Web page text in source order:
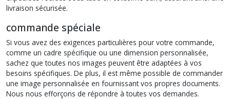
livraison sécurisée.
commande spéciale
Si vous avez des exigences particulières pour votre commande,
comme un cadre spécifique ou une dimension personnalisée,
sachez que toutes nos images peuvent être adaptées à vos
besoins spécifiques. De plus, il est même possible de commander
une image personnalisée en fournissant vos propres documents.
Nous nous efforçons de répondre à toutes vos demandes.